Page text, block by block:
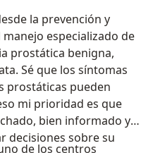
la prevención y
especializado de
prostática benigna,
Sé que los síntomas
prostáticas pueden
mi prioridad es que
bien informado y
decisiones sobre su
de los centros